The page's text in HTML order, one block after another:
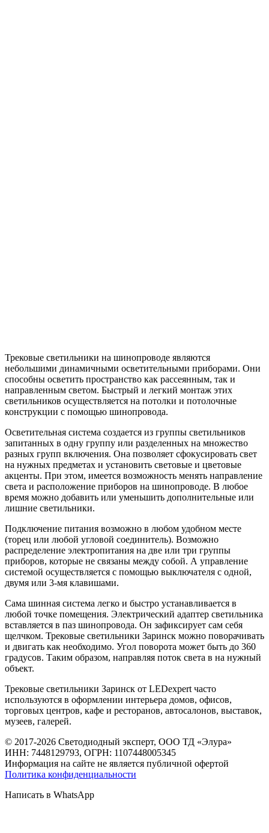
Трековые светильники на шинопроводе являются
небольшими динамичными осветительными приборами. Они
способны осветить пространство как рассеянным, так и
направленным светом. Быстрый и легкий монтаж этих
светильников осуществляется на потолки и потолочные
конструкции с помощью шинопровода.
Осветительная система создается из группы светильников
запитанных в одну группу или разделенных на множество
разных групп включения. Она позволяет сфокусировать свет
на нужных предметах и установить световые и цветовые
акценты. При этом, имеется возможность менять направление
света и расположение приборов на шинопроводе. В любое
время можно добавить или уменьшить дополнительные или
лишние светильники.
Подключение питания возможно в любом удобном месте
(торец или любой угловой соединитель). Возможно
распределение электропитания на две или три группы
приборов, которые не связаны между собой. А управление
системой осуществляется с помощью выключателя с одной,
двумя или 3-мя клавишами.
Сама шинная система легко и быстро устанавливается в
любой точке помещения. Электрический адаптер светильника
вставляется в паз шинопровода. Он зафиксирует сам себя
щелчком. Трековые светильники Заринск можно поворачивать
и двигать как необходимо. Угол поворота может быть до 360
градусов. Таким образом, направляя поток света в на нужный
объект.
Трековые светильники Заринск от LEDexpert часто
используются в оформлении интерьера домов, офисов,
торговых центров, кафе и ресторанов, автосалонов, выставок,
музеев, галерей.
© 2017-2026 Светодиодный эксперт, ООО ТД «Элура»
ИНН: 7448129793, ОГРН: 1107448005345
Информация на сайте не является публичной офертой
Политика конфиденциальности
Написать в WhatsApp